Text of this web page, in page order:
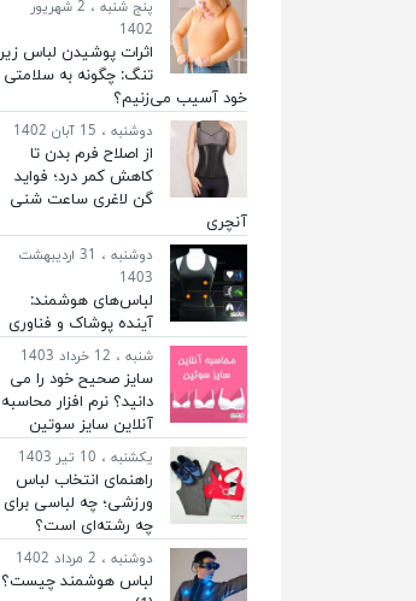
پنج شنبه ، 2 شهریور
1402
اثرات پوشیدن لباس‌ زیر
تنگ: چگونه به سلامتی
خود آسیب می‌زنیم؟
دوشنبه ، 15 آبان 1402
از اصلاح فرم بدن تا
کاهش کمر درد؛ فواید
گن لاغری ساعت شنی
آنچری
دوشنبه ، 31 اردیبهشت
1403
لباس‌های هوشمند:
آینده پوشاک و فناوری
شنبه ، 12 خرداد 1403
سایز صحیح خود را می
دانید؟ نرم افزار محاسبه
آنلاین سایز سوتین
یکشنبه ، 10 تیر 1403
راهنمای انتخاب لباس
ورزشی؛ چه لباسی برای
چه رشته‌ای است؟
دوشنبه ، 2 مرداد 1402
لباس هوشمند چیست؟